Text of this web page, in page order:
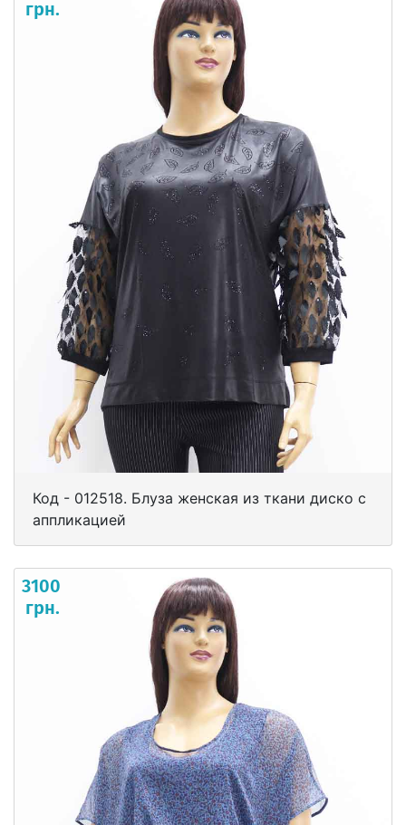
грн.
Код - 012518. Блуза женская из ткани диско с
аппликацией
3100
грн.